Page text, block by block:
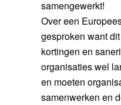
samengewerkt!
Over een
gesproken want
kortingen en
organisaties wel
en moeten
samenwerken en